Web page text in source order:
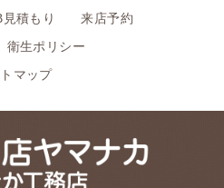
積もり
来店予約
衛生ポリシー
マップ